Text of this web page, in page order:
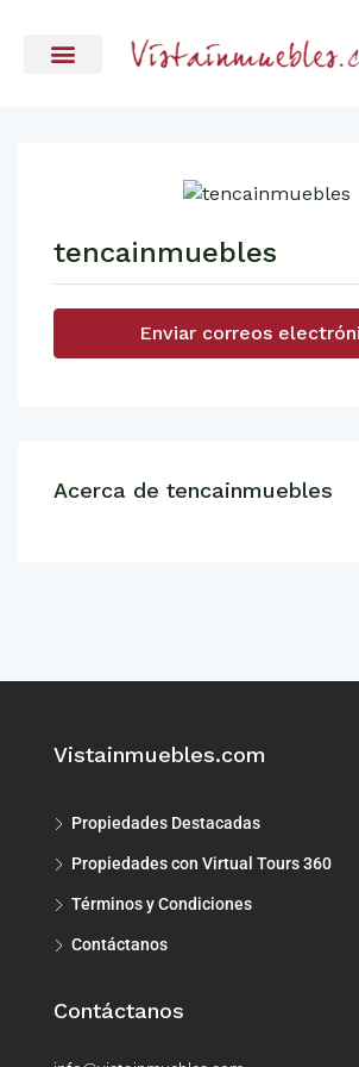
tencainmuebles
Enviar correos
Acerca de tencainmuebles
Vistainmuebles.com
Propiedades Destacadas
Propiedades con Virtual Tours 360
Términos y Condiciones
Contáctanos
Contáctanos